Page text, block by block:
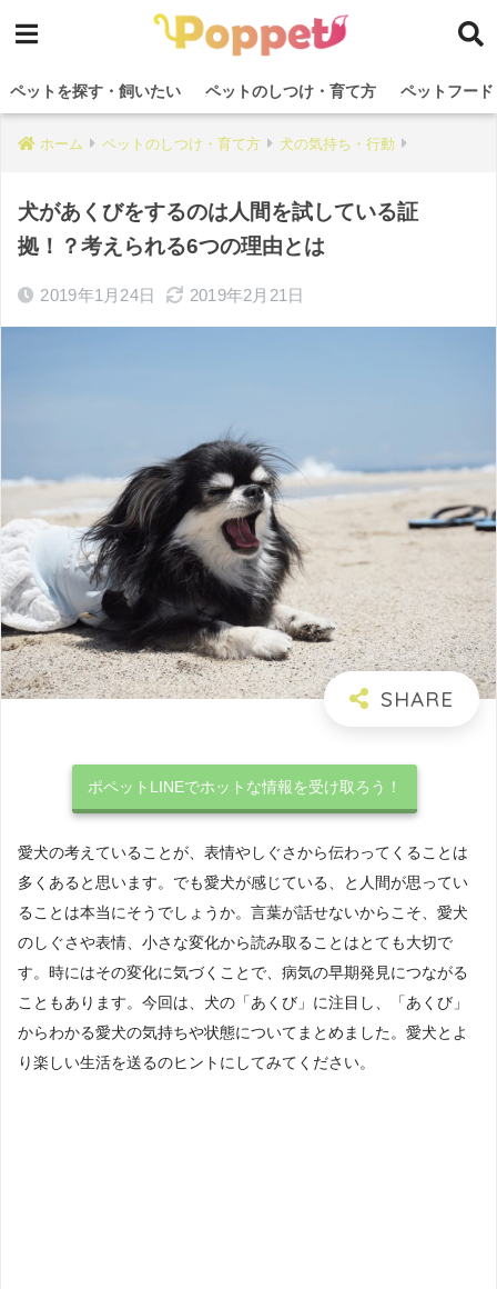
ペットを探す・飼いたい ペットのしつけ・育て方 ペットフー
ホーム ペットのしつけ・育て方 犬の気持ち・行動
犬があくびをするのは人間を試している証
拠！？考えられる6つの理由とは
2019年1月24日 2019年2月21日
ポペットLINEでホットな情報を受け取ろう！
愛犬の考えていることが、表情やしぐさから伝わってくることは
多くあると思います。でも愛犬が感じている、と人間が思ってい
ることは本当にそうでしょうか。言葉が話せないからこそ、愛犬
のしぐさや表情、小さな変化から読み取ることはとても大切で
す。時にはその変化に気づくことで、病気の早期発見につながる
こともあります。今回は、犬の「あくび」に注目し、「あくび」
からわかる愛犬の気持ちや状態についてまとめました。愛犬とよ
り楽しい生活を送るのヒントにしてみてください。